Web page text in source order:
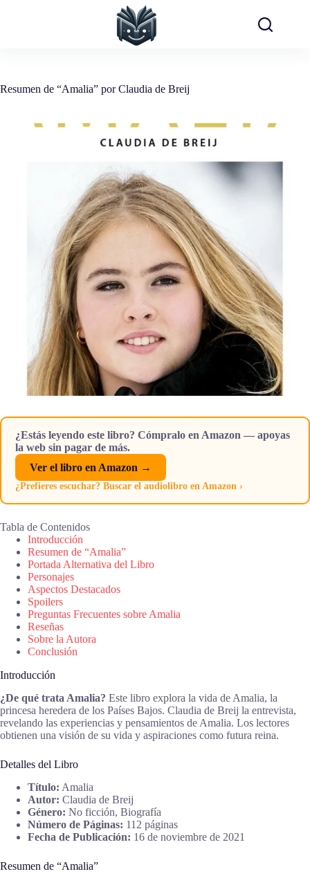
Resumen de “Amalia” por Claudia de Breij
¿Estás leyendo este libro? Cómpralo en Amazon — apoyas
la web sin pagar de más.
Ver el libro en Amazon →
¿Prefieres escuchar? Buscar el audiolibro en Amazon ›
Tabla de Contenidos
Introducción
Resumen de “Amalia”
Portada Alternativa del Libro
Personajes
Aspectos Destacados
Spoilers
Preguntas Frecuentes sobre Amalia
Reseñas
Sobre la Autora
Conclusión
Introducción
¿De qué trata Amalia? Este libro explora la vida de Amalia, la
princesa heredera de los Países Bajos. Claudia de Breij la entrevista,
revelando las experiencias y pensamientos de Amalia. Los lectores
obtienen una visión de su vida y aspiraciones como futura reina.
Detalles del Libro
Título: Amalia
Autor: Claudia de Breij
Género: No ficción, Biografía
Número de Páginas: 112 páginas
Fecha de Publicación: 16 de noviembre de 2021
Resumen de “Amalia”